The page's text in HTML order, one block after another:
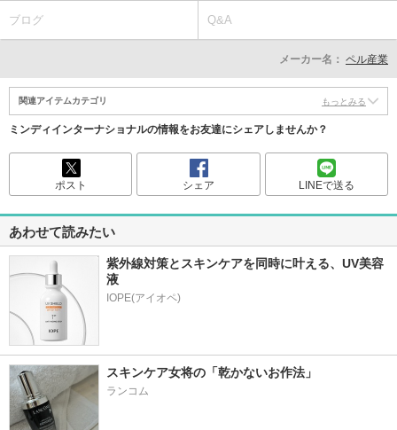
ブログ Q&A
メーカー名： ペル産業
関連アイテムカテゴリ もっとみる
ミンディインターナショナルの情報をお友達にシェアしませんか？
ポスト シェア LINEで送る
あわせて読みたい
紫外線対策とスキンケアを同時に叶える、UV美容
液
スキンケア女将の「乾かないお作法」
ランコム